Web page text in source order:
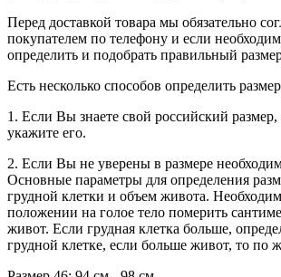
Перед доставкой товара мы обязательно
покупателем по телефону и если
определить и подобрать правильный
Есть несколько способов определить
1. Если Вы знаете свой российский размер,
укажите его.
2. Если Вы не уверены в размере
Основные параметры для определения
грудной клетки и объем живота.
положении на голое тело померить
живот. Если грудная клетка больше,
грудной клетке, если больше живот, то по